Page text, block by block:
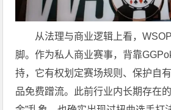
从法理与商业逻辑上看，
脚。作为私人商业赛事，背靠
持，它有权划定赛场规则、保护自
品免费蹭流。此前行业内长期存在